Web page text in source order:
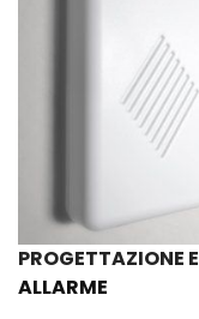
PROGETTAZIONE E
ALLARME